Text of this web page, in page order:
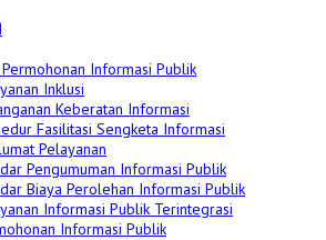
Informasi Publik
Inklusi
Keberatan Informasi
Fasilitasi Sengketa Informasi
Pelayanan
Pengumuman Informasi Publik
Biaya Perolehan Informasi Publik
Informasi Publik Terintegrasi
Informasi Publik